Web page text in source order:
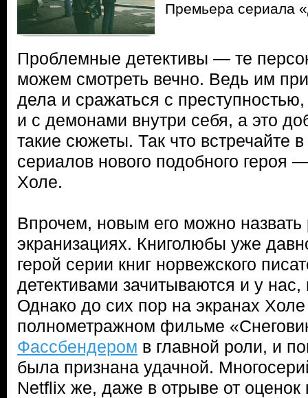
Премьера сериала
Проблемные детективы — те
можем смотреть вечно. Ведь им
дела и сражаться с
и с демонами внутри себя, а это
такие сюжеты. Так что встречайте
сериалов нового подобного героя
Холе.
Впрочем, новым его можно назвать
экранизациях. Книголюбы уже
герой серии книг норвежского
детективами зачитываются и у
Однако до сих пор на экранах Холе
полнометражном фильме
Фассбендером в главной роли, и
была признана удачной.
Netflix же, даже в отрыве от оценок